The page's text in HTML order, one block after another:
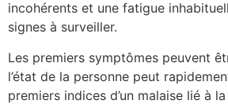
incohérents et une fatigue
signes à surveiller.
Les premiers symptômes peuvent
l’état de la personne peut
premiers indices d’un malaise lié à